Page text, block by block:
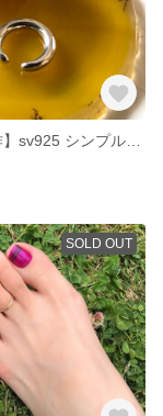
SOLD OUT